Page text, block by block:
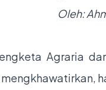
Oleh:
Agraria
mengkhawatirkan,